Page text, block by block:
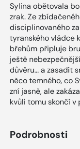
Sylina obětovala
zrak. Ze
disciplinovaného
tyranského vládce
břehům připluje
ještě
důvěru... a zasadit
něco temného, co
zní jasně, ale
kvůli tomu skončí v
Podrobnosti